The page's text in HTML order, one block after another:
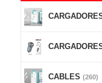
CABLES (260)